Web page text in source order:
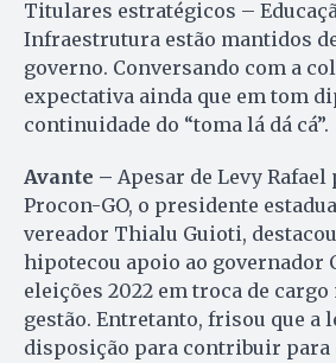
Titulares estratégicos –
Infraestrutura estão mantidos
governo. Conversando com a
expectativa ainda que em tom
continuidade do “toma lá dá cá”.
Avante – Apesar de Levy
Procon-GO, o presidente
vereador Thialu Guioti,
hipotecou apoio ao governador
eleições 2022 em troca de cargo
gestão. Entretanto, frisou que a
disposição para contribuir para